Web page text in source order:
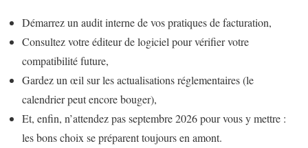
Démarrez un audit interne de vos pratiques de facturation,
Consultez votre éditeur de logiciel pour vérifier votre
compatibilité future,
Gardez un œil sur les actualisations réglementaires (le
calendrier peut encore bouger),
Et, enfin, n’attendez pas septembre 2026 pour vous y mettre :
les bons choix se préparent toujours en amont.